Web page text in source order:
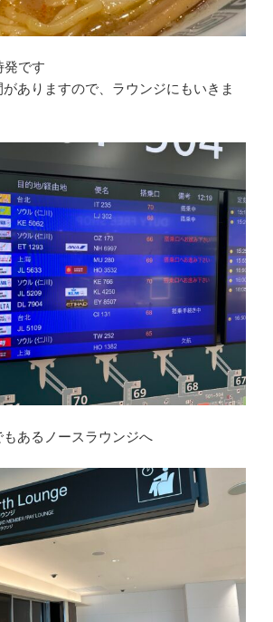
発です
ありますので、ラウンジにもいきま
あるノースラウンジへ